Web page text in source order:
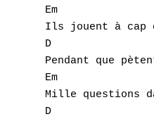
Em
Ils jouent à cap
D
Pendant que
Em
Mille questions
D